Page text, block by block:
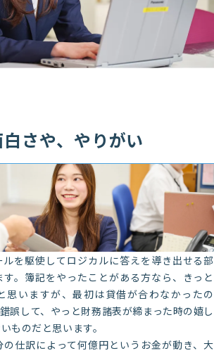
さや、やりがい
を駆使してロジカルに答えを導き出せる部
。簿記をやったことがある方なら、きっと
思いますが、最初は貸借が合わなかったの
誤して、やっと財務諸表が締まった時の嬉し
ものだと思います。
仕訳によって何億円というお金が動き、大